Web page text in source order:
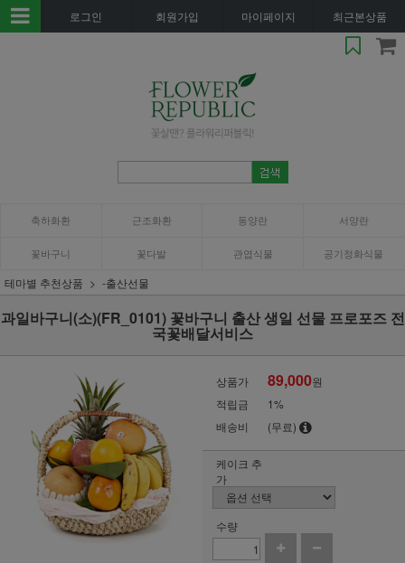
로그인 회원가입 마이페이지 최근본상품
축하화환 근조화환 동양란 서양란
꽃바구니 꽃다발 관엽식물 공기정화식물
테마별 추천상품 -출산선물
과일바구니(소)(FR_0101) 꽃바구니 출산 생일 선물 프로포즈 전
국꽃배달서비스
상품가 89,000원
적립금
1%
배송비
(무료)
케이크 추
가
수량